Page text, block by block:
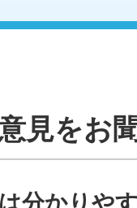
見をお
分かりや